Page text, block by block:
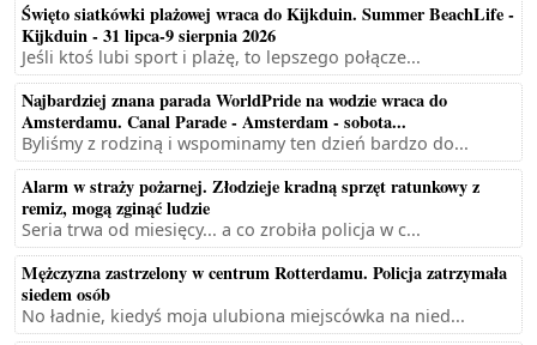
Święto siatkówki plażowej wraca do Kijkduin. Summer BeachLife -
Kijkduin - 31 lipca-9 sierpnia 2026
Jeśli ktoś lubi sport i plażę, to lepszego połącze...
Najbardziej znana parada WorldPride na wodzie wraca do
Amsterdamu. Canal Parade - Amsterdam - sobota...
Byliśmy z rodziną i wspominamy ten dzień bardzo do...
Alarm w straży pożarnej. Złodzieje kradną sprzęt ratunkowy z
remiz, mogą zginąć ludzie
Seria trwa od miesięcy... a co zrobiła policja w c...
Mężczyzna zastrzelony w centrum Rotterdamu. Policja zatrzymała
siedem osób
No ładnie, kiedyś moja ulubiona miejscówka na nied...